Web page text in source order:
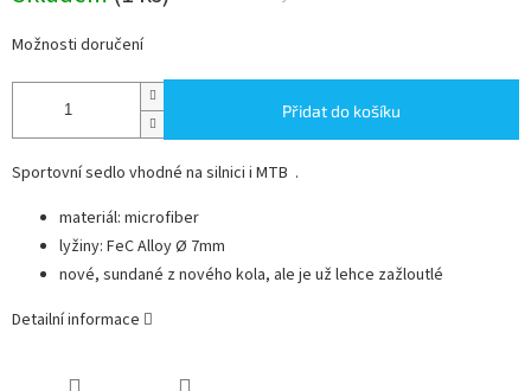
Možnosti doručení
Přidat do košíku
Sportovní sedlo vhodné na silnici i MTB .
materiál: microfiber
lyžiny: FeC Alloy Ø 7mm
nové, sundané z nového kola, ale je už lehce zažloutlé
Detailní informace